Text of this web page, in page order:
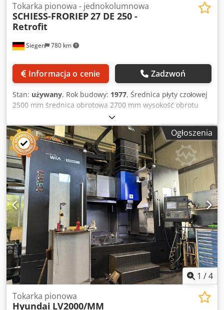
Siegen 780 km
Tokarka pionowa - jednokolumnowa
SCHIESS-FRORIEP27 DE 250 -
Retrofit
Informacja o cenie Zadzwoń
Stan: używany, Rok budowy: 1977, Średnica płyty czołowej
2500 mm średnica obrotowa 2700 mm wysokość obrotu
2000 mm Regulacja belki poprzecznej 1500 mm Ciężar
przedmiotu obrabianego maks. 20 000 kg Całkowita moc
wyjściowa 71 kW Sterowanie Siemens Sinumerik 840
Jednokolumnowa tokarka pionowa 2000 x 2000 mm
Modernizacja: 1997 Największa średnica toczenia: 2700
mm Gr. odległość f. płyta czołowa do spodu uchwytu
narzędziowego uchwyt narzędziowy: 2150mm Wspornik
obracany do 30° Dksdpjuddpgsfx Aqujr Przekrój
poprzeczny dłuta: 240x240mm Mała średnica zagłębiania:
300mm Wyposażenie specjalne: Ponowne formowanie,
toczenie stożkowe, gwintowanie, stała prędkość skrawania
Ogłoszenia
1 /4
Tokarka pionowa
Hyundai LV2000/MM